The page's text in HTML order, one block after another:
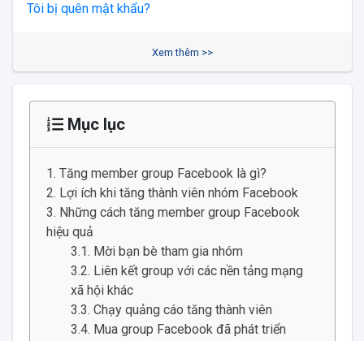
Tôi bị quên mật khẩu?
Xem thêm >>
Mục lục
Tăng member group Facebook là gì?
Lợi ích khi tăng thành viên nhóm Facebook
Những cách tăng member group Facebook
hiệu quả
Mời bạn bè tham gia nhóm
Liên kết group với các nền tảng mạng
xã hội khác
Chạy quảng cáo tăng thành viên
Mua group Facebook đã phát triển